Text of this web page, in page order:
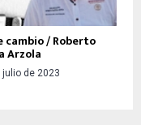
cambio / Roberto
Arzola
julio de 2023